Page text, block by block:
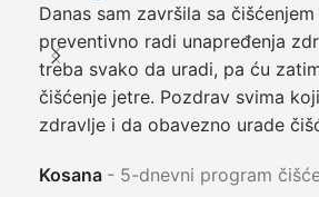
Danas sam završila sa
preventivno radi unapređenja
treba svako da uradi, pa ću
čišćenje jetre. Pozdrav svima
zdravlje i da obavezno urade
Kosana 5-dnevni program